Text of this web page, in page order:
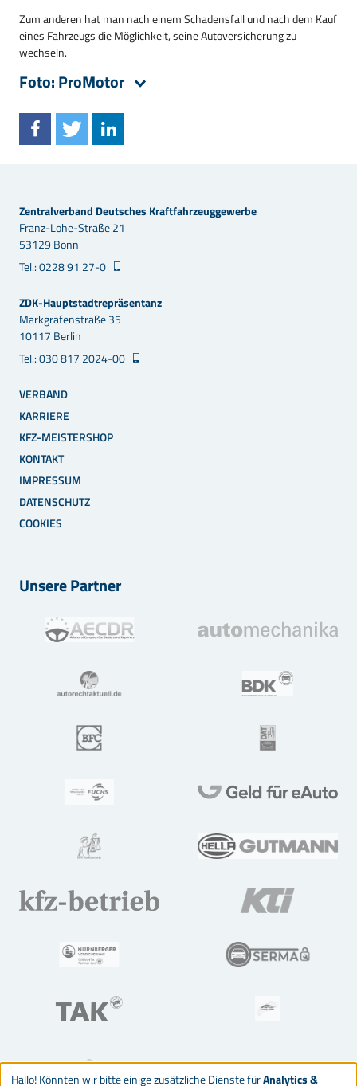
Zum anderen hat man nach einem Schadensfall und nach dem Kauf
eines Fahrzeugs die Möglichkeit, seine Autoversicherung zu
wechseln.
Foto: ProMotor
Zentralverband Deutsches Kraftfahrzeuggewerbe
Franz-Lohe-Straße 21
53129 Bonn
Tel.: 0228 91 27-0
ZDK-Hauptstadtrepräsentanz
Markgrafenstraße 35
10117 Berlin
Tel.: 030 817 2024-00
VERBAND
KARRIERE
KFZ-MEISTERSHOP
KONTAKT
IMPRESSUM
DATENSCHUTZ
COOKIES
Unsere Partner
Hallo! Könnten wir bitte einige zusätzliche Dienste fürAnalytics &